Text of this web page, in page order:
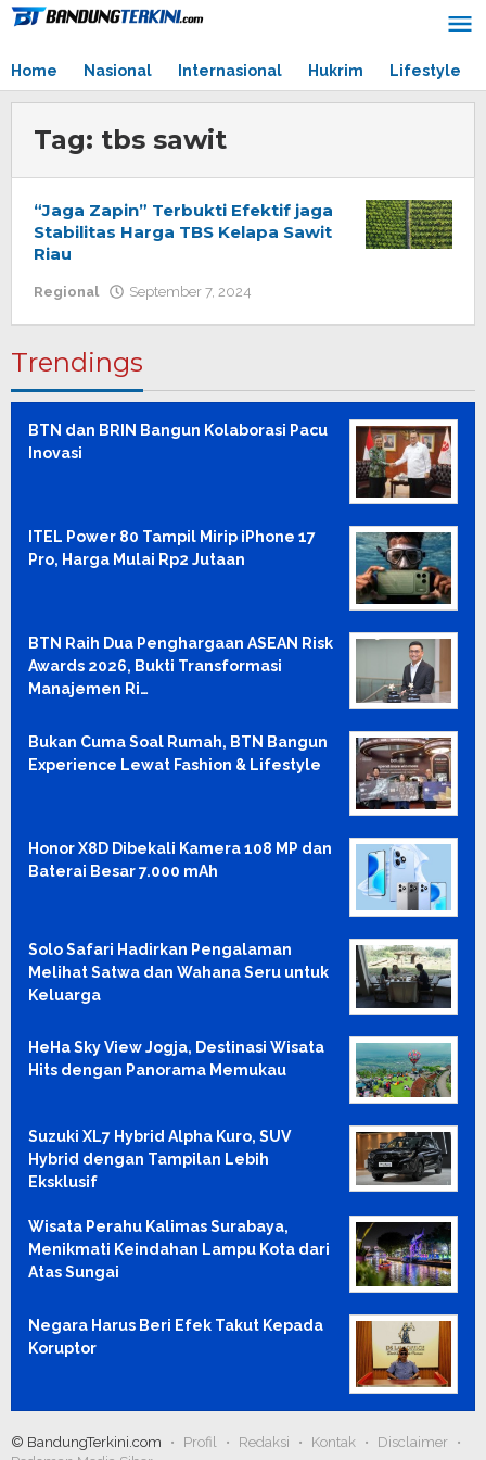
Skip
Home
Nasional Internasional Hukrim Lifestyle
Tag: tbs sawit
“Jaga Zapin” Terbukti Efektif jaga
Stabilitas Harga TBS Kelapa Sawit
Riau
Regional September 7, 2024
Trendings
BTN dan BRIN Bangun Kolaborasi Pacu
Inovasi
ITEL Power 80 Tampil Mirip iPhone 17
Pro, Harga Mulai Rp2 Jutaan
BTN Raih Dua Penghargaan ASEAN Risk
Awards 2026, Bukti Transformasi
Manajemen Ri…
Bukan Cuma Soal Rumah, BTN Bangun
Experience Lewat Fashion & Lifestyle
Honor X8D Dibekali Kamera 108 MP dan
Baterai Besar 7.000 mAh
Solo Safari Hadirkan Pengalaman
Melihat Satwa dan Wahana Seru untuk
Keluarga
HeHa Sky View Jogja, Destinasi Wisata
Hits dengan Panorama Memukau
Suzuki XL7 Hybrid Alpha Kuro, SUV
Hybrid dengan Tampilan Lebih
Eksklusif
Wisata Perahu Kalimas Surabaya,
Menikmati Keindahan Lampu Kota dari
Atas Sungai
Negara Harus Beri Efek Takut Kepada
Koruptor
© BandungTerkini.com Profil Redaksi Kontak
Disclaimer